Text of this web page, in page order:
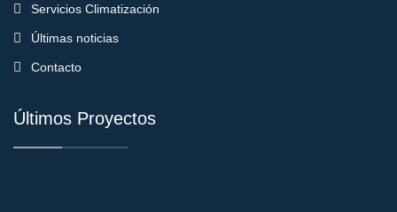
Servicios Climatización
Últimas noticias
Contacto
Últimos Proyectos